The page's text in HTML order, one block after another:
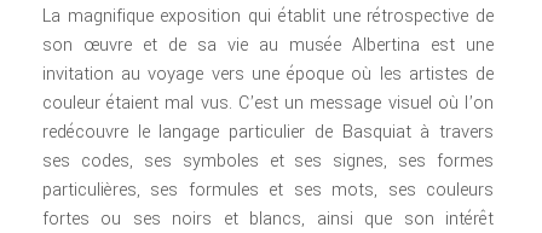
La magnifique exposition qui établit une rétrospective de
son œuvre et de sa vie au musée Albertina est une
invitation au voyage vers une époque où les artistes de
couleur étaient mal vus. C’est un message visuel où l’on
redécouvre le langage particulier de Basquiat à travers
ses codes, ses symboles et ses signes, ses formes
particulières, ses formules et ses mots, ses couleurs
fortes ou ses noirs et blancs, ainsi que son intérêt